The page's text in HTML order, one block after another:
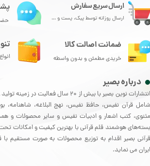
درباره بصیر
انتشارات نوین بصیر با بیش از 20 سال
شامل قرآن نفیس، حافظ نفیس، نهج البلاغه، شاهنامه،
مثنوی، کتب اشعار و ادبیات نفیس و سایر محصولات و
بسته‌های هوشمند قلم قرآنی با بهترین کیفیت و امکانات
قرآنی بصیر اقدام به توزیع محصولات به صورت مستقیم
ایران می نماید.
ارسال سریع سفارش
ارسال روزانه توسط پیک، پست و ...
ضمانت اصالت کالا
خریدی مطمئن و بدون واسطه